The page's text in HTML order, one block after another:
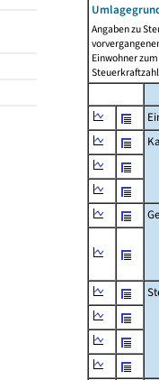
Angaben zu
Einwohner